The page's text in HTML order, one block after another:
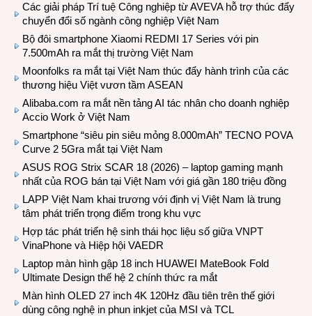
Các giải pháp Trí tuệ Công nghiệp từ AVEVA hỗ trợ thúc đẩy
chuyển đổi số ngành công nghiệp Việt Nam
Bộ đôi smartphone Xiaomi REDMI 17 Series với pin
7.500mAh ra mắt thị trường Việt Nam
Moonfolks ra mắt tại Việt Nam thúc đẩy hành trình của các
thương hiệu Việt vươn tầm ASEAN
Alibaba.com ra mắt nền tảng AI tác nhân cho doanh nghiệp
Accio Work ở Việt Nam
Smartphone “siêu pin siêu mỏng 8.000mAh” TECNO POVA
Curve 2 5Gra mắt tại Việt Nam
ASUS ROG Strix SCAR 18 (2026) – laptop gaming mạnh
nhất của ROG bán tại Việt Nam với giá gần 180 triệu đồng
LAPP Việt Nam khai trương với định vị Việt Nam là trung
tâm phát triển trọng điểm trong khu vực
Hợp tác phát triển hệ sinh thái học liệu số giữa VNPT
VinaPhone và Hiệp hội VAEDR
Laptop màn hình gập 18 inch HUAWEI MateBook Fold
Ultimate Design thế hệ 2 chính thức ra mắt
Màn hình OLED 27 inch 4K 120Hz đầu tiên trên thế giới
dùng công nghệ in phun inkjet của MSI và TCL